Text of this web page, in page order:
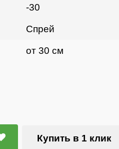
-30
Спрей
от 30 см
Купить в 1 клик